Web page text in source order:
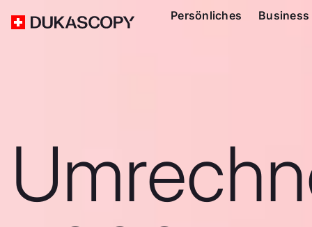
Persönliches Business